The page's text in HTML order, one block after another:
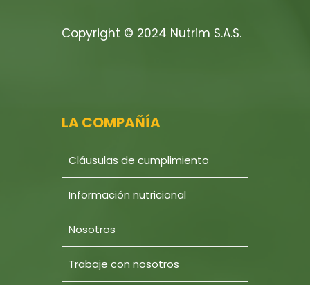
Copyright © 2024 Nutrim S.A.S.
LA COMPAÑÍA
Cláusulas de cumplimiento
Información nutricional
Nosotros
Trabaje con nosotros